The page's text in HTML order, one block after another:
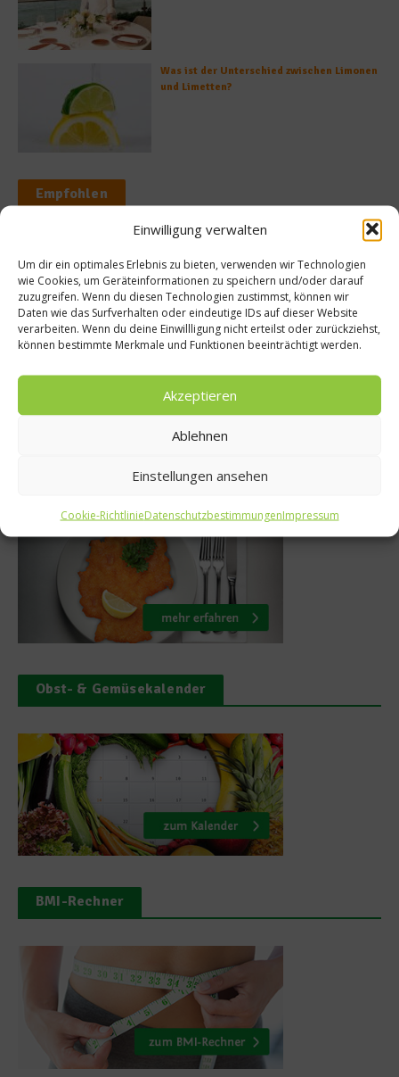
Einwilligung verwalten
Um dir ein optimales Erlebnis zu bieten, verwenden wir Technologien
wie Cookies, um Geräteinformationen zu speichern und/oder darauf
zuzugreifen. Wenn du diesen Technologien zustimmst, können wir
Daten wie das Surfverhalten oder eindeutige IDs auf dieser Website
verarbeiten. Wenn du deine Einwillligung nicht erteilst oder zurückziehst,
können bestimmte Merkmale und Funktionen beeinträchtigt werden.
Akzeptieren
Ablehnen
Einstellungen ansehen
Cookie-RichtlinieDatenschutzbestimmungenImpressum
Was ist der Unterschied zwischen Limonen
und Limetten?
Empfohlen
2010
Was isst
Unterschied
Marmelade,
Was isst Deutschland
Obst- & Gemüsekalender
BMI-Rechner